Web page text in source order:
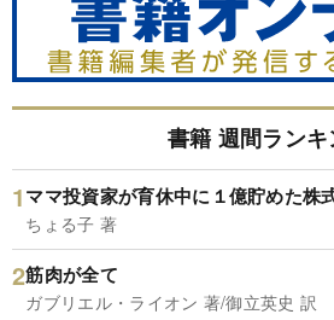
書籍 週間ラン
ママ投資家が育休中に１億貯めた株
ちょる子 著
筋肉が全て
ガブリエル・ライオン 著/御立英史 訳